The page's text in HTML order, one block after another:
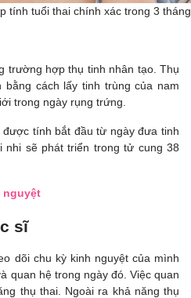
tính tuổi thai chính xác trong 3
trường hợp thụ tinh nhân tạo. Thụ
cách lấy tinh trùng của nam
trong ngày rụng trứng.
tính bắt đầu từ ngày đưa tinh
nhi sẽ phát triển trong tử cung 38
nguyệt
sĩ
dõi chu kỳ kinh nguyệt của mình
quan hệ trong ngày đó. Việc quan
thụ thai. Ngoài ra khả năng thụ